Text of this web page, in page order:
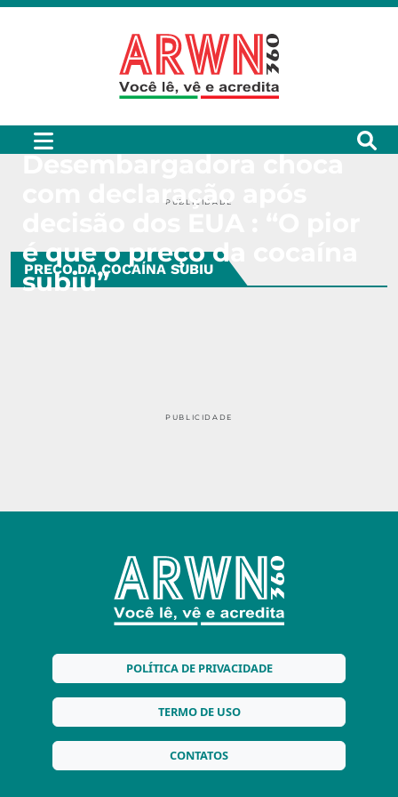
PUBLICIDADE
PREÇO DA COCAÍNA SUBIU
Desembargadora choca
com declaração após
é que o preço da cocaína
subiu”
PUBLICIDADE
POLÍTICA DE PRIVACIDADE
TERMO DE USO
CONTATOS